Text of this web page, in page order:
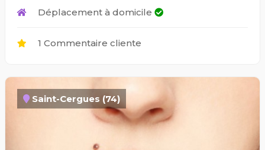
Déplacement à domicile
1 Commentaire cliente
Saint-Cergues (74)